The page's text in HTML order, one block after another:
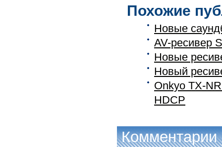
Похожие
Новые
AV-ресивер
Новые
Новый
Onkyo TX-
HDCP
Комментарии